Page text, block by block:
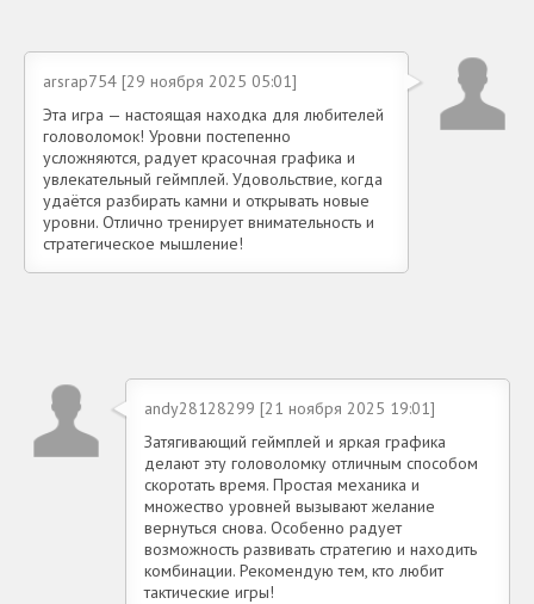
arsrap754 [29 ноября 2025 05:01]
Эта игра — настоящая находка для любителей
головоломок! Уровни постепенно
усложняются, радует красочная графика и
увлекательный геймплей. Удовольствие, когда
удаётся разбирать камни и открывать новые
уровни. Отлично тренирует внимательность и
стратегическое мышление!
andy28128299 [21 ноября 2025 19:01]
Затягивающий геймплей и яркая графика
делают эту головоломку отличным способом
скоротать время. Простая механика и
множество уровней вызывают желание
вернуться снова. Особенно радует
возможность развивать стратегию и находить
комбинации. Рекомендую тем, кто любит
тактические игры!